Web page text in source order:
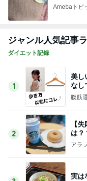
Amebaトピ
ジャンル人気記事
ダイエット記録
1
美し
なし
腹筋
2
【
は？
アラ
実は